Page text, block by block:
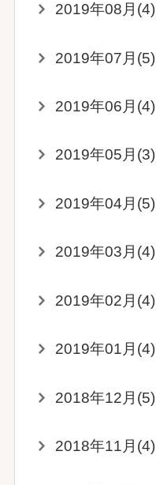
2019年08月(4)
2019年07月(5)
2019年06月(4)
2019年05月(3)
2019年04月(5)
2019年03月(4)
2019年02月(4)
2019年01月(4)
2018年12月(5)
2018年11月(4)